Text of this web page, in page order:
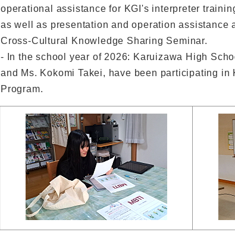
operational assistance for KGI's interpreter
as well as presentation and operation assistance
Cross-Cultural Knowledge Sharing Seminar.
- In the school year of 2026: Karuizawa High
and Ms. Kokomi Takei, have been participating in
Program.